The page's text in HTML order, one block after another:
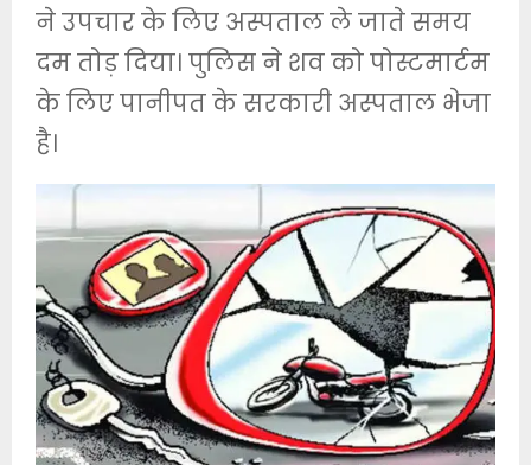
ने उपचार के लिए अस्पताल ले जाते समय
दम तोड़ दिया। पुलिस ने शव को पोस्टमार्टम
के लिए पानीपत के सरकारी अस्पताल भेजा
है।